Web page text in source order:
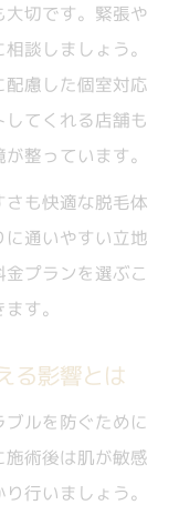
切です。緊張や
談しましょう。
慮した個室対応
てくれる店舗も
整っています。
も快適な脱毛体
通いやすい立地
プランを選ぶこ
す。
る影響とは
ルを防ぐために
術後は肌が敏感
行いましょう。